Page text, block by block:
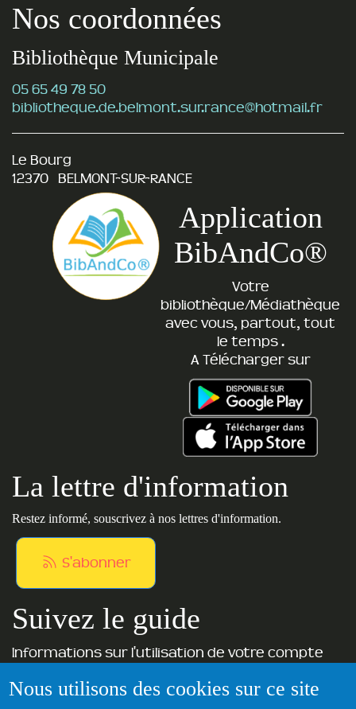
Nos coordonnées
Bibliothèque Municipale
05 65 49 78 50
bibliotheque.de.belmont.sur.rance@hotmail.fr
Le Bourg
12370 BELMONT-SUR-RANCE
Application
BibAndCo®
Votre
bibliothèque/Médiathèque
avec vous, partout, tout
le temps .
A Télécharger sur
La lettre d'information
Restez informé, souscrivez à nos lettres d'information.
S'abonner
Suivez le guide
Informations sur l'utilisation de votre compte
Nous utilisons des cookies sur ce site